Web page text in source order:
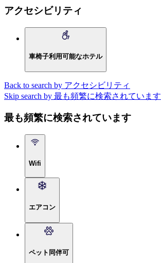
アクセシビリティ
車椅子利用可能なホテル
Back to search by アクセシビリティ
Skip search by 最も頻繁に検索されています
最も頻繁に検索されています
Wifi
エアコン
ペット同伴可